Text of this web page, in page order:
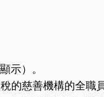
示）。
的慈善機構的全職